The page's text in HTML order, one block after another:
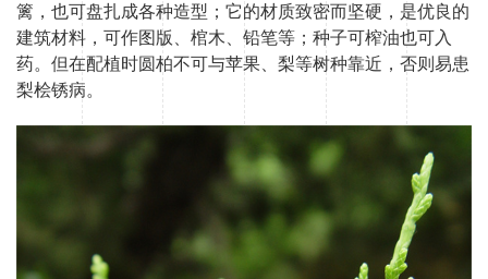
篱，也可盘扎成各种造型；它的材质致密而坚硬，是优良的
建筑材料，可作图版、棺木、铅笔等；种子可榨油也可入
药。但在配植时圆柏不可与苹果、梨等树种靠近，否则易患
梨桧锈病。